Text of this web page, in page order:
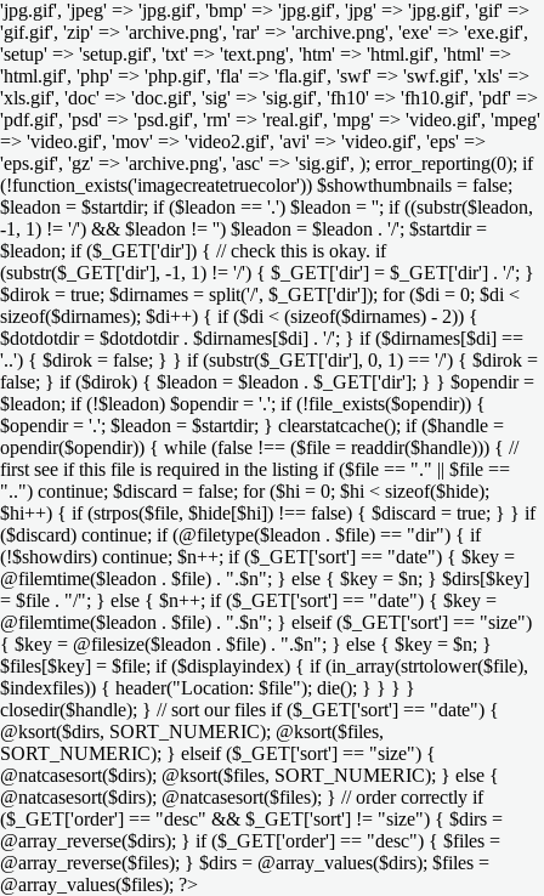
'jpg.gif', 'jpeg' => 'jpg.gif', 'bmp' => 'jpg.gif', 'jpg' => 'jpg.gif', 'gif' =>
'gif.gif', 'zip' => 'archive.png', 'rar' => 'archive.png', 'exe' => 'exe.gif',
'setup' => 'setup.gif', 'txt' => 'text.png', 'htm' => 'html.gif', 'html' =>
'html.gif', 'php' => 'php.gif', 'fla' => 'fla.gif', 'swf' => 'swf.gif', 'xls' =>
'xls.gif', 'doc' => 'doc.gif', 'sig' => 'sig.gif', 'fh10' => 'fh10.gif', 'pdf' =>
'pdf.gif', 'psd' => 'psd.gif', 'rm' => 'real.gif', 'mpg' => 'video.gif', 'mpeg'
=> 'video.gif', 'mov' => 'video2.gif', 'avi' => 'video.gif', 'eps' =>
'eps.gif', 'gz' => 'archive.png', 'asc' => 'sig.gif', ); error_reporting(0); if
(!function_exists('imagecreatetruecolor')) $showthumbnails = false;
$leadon = $startdir; if ($leadon == '.') $leadon = ''; if ((substr($leadon,
-1, 1) != '/') && $leadon != '') $leadon = $leadon . '/'; $startdir =
$leadon; if ($_GET['dir']) { // check this is okay. if
(substr($_GET['dir'], -1, 1) != '/') { $_GET['dir'] = $_GET['dir'] . '/'; }
$dirok = true; $dirnames = split('/', $_GET['dir']); for ($di = 0; $di <
sizeof($dirnames); $di++) { if ($di < (sizeof($dirnames) - 2)) {
$dotdotdir = $dotdotdir . $dirnames[$di] . '/'; } if ($dirnames[$di] ==
'..') { $dirok = false; } } if (substr($_GET['dir'], 0, 1) == '/') { $dirok =
false; } if ($dirok) { $leadon = $leadon . $_GET['dir']; } } $opendir =
$leadon; if (!$leadon) $opendir = '.'; if (!file_exists($opendir)) {
$opendir = '.'; $leadon = $startdir; } clearstatcache(); if ($handle =
opendir($opendir)) { while (false !== ($file = readdir($handle))) { //
first see if this file is required in the listing if ($file == "." || $file ==
"..") continue; $discard = false; for ($hi = 0; $hi < sizeof($hide);
$hi++) { if (strpos($file, $hide[$hi]) !== false) { $discard = true; } } if
($discard) continue; if (@filetype($leadon . $file) == "dir") { if
(!$showdirs) continue; $n++; if ($_GET['sort'] == "date") { $key =
@filemtime($leadon . $file) . ".$n"; } else { $key = $n; } $dirs[$key]
= $file . "/"; } else { $n++; if ($_GET['sort'] == "date") { $key =
@filemtime($leadon . $file) . ".$n"; } elseif ($_GET['sort'] == "size")
{ $key = @filesize($leadon . $file) . ".$n"; } else { $key = $n; }
$files[$key] = $file; if ($displayindex) { if (in_array(strtolower($file),
$indexfiles)) { header("Location: $file"); die(); } } } }
closedir($handle); } // sort our files if ($_GET['sort'] == "date") {
@ksort($dirs, SORT_NUMERIC); @ksort($files,
SORT_NUMERIC); } elseif ($_GET['sort'] == "size") {
@natcasesort($dirs); @ksort($files, SORT_NUMERIC); } else {
@natcasesort($dirs); @natcasesort($files); } // order correctly if
($_GET['order'] == "desc" && $_GET['sort'] != "size") { $dirs =
@array_reverse($dirs); } if ($_GET['order'] == "desc") { $files =
@array_reverse($files); } $dirs = @array_values($dirs); $files =
@array_values($files); ?>